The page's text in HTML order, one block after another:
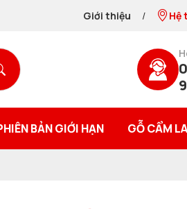
Giới thiệu / Hệ
BẢN GIỚI HẠN GỖ CẨM